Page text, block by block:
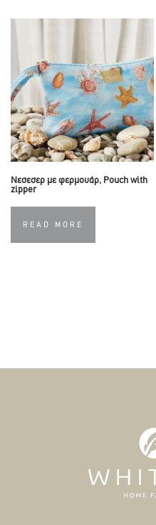
Νεσεσερ με φερμουάρ, Pouch with
zipper
READ MORE